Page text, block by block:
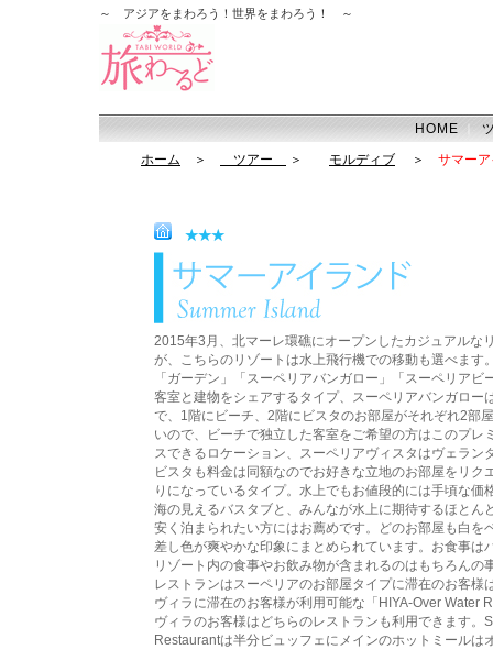
～ アジアをまわろう！世界をまわろう！ ～
HOME
ホーム
＞ ツアー ＞ モルディブ ＞ サマー
★★★
2015年3月、北マーレ環礁にオープンしたカジュアルな
が、こちらのリゾートは水上飛行機での移動も選べま
「ガーデン」「スーペリアバンガロー」「スーペリア
客室と建物をシェアするタイプ、スーペリアバンガロ
で、1階にビーチ、2階にビスタのお部屋がそれぞれ2部
いので、ビーチで独立した客室をご希望の方はこのプ
スできるロケーション、スーペリアヴィスタはヴェラ
ビスタも料金は同額なのでお好きな立地のお部屋をリ
りになっているタイプ。水上でもお値段的には手頃な
海の見えるバスタブと、みんなが水上に期待するほと
安く泊まられたい方にはお薦めです。どのお部屋も白
差し色が爽やかな印象にまとめられています。お食事
リゾート内の食事やお飲み物が含まれるのはもちろん
レストランはスーペリアのお部屋タイプに滞在のお客
ヴィラに滞在のお客様が利用可能な「HIYA-Over Water
ヴィラのお客様はどちらのレストランも利用できます
Restaurantは半分ビュッフェにメインのホットミール